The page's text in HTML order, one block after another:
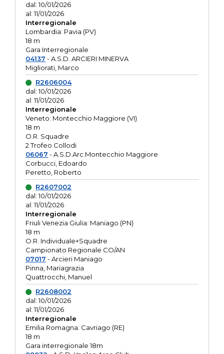
dal: 10/01/2026
al: 11/01/2026
Interregionale
Lombardia: Pavia (PV)
18 m
Gara Interregionale
04137 - A.S.D. ARCIERI MINERVA
Migliorati, Marco
R2606004
dal: 10/01/2026
al: 11/01/2026
Interregionale
Veneto: Montecchio Maggiore (VI)
18 m
O.R. Squadre
2 Trofeo Collodi
06067 - A.S.D.Arc.Montecchio Maggiore
Corbucci, Edoardo
Peretto, Roberto
R2607002
dal: 10/01/2026
al: 11/01/2026
Interregionale
Friuli Venezia Giulia: Maniago (PN)
18 m
O.R. Individuale+Squadre
Campionato Regionale CO/AN
07017 - Arcieri Maniago
Pinna, Mariagrazia
Quattrocchi, Manuel
R2608002
dal: 10/01/2026
al: 11/01/2026
Interregionale
Emilia Romagna: Cavriago (RE)
18 m
Gara interregionale 18m